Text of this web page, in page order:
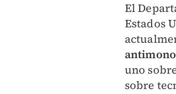
El
Estados
uno
sobre